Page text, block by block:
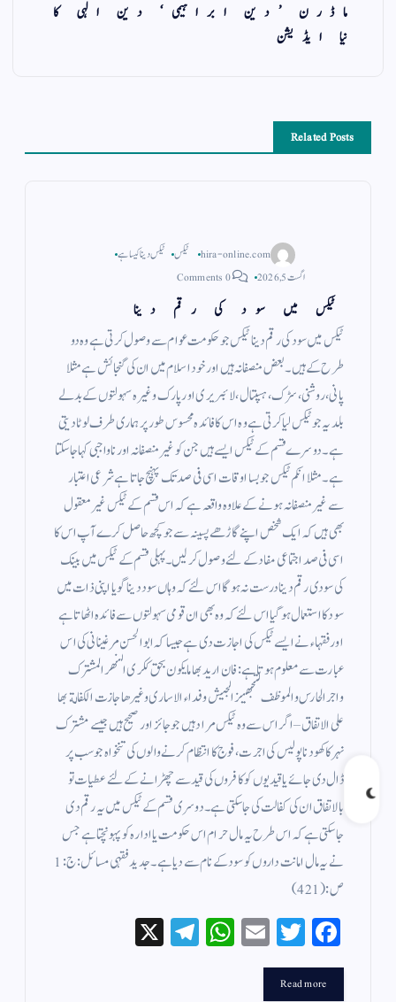
ماڈرن ’دین ابراہیمی‘ دین الہی کا
نیا ایڈیشن
Related Posts
hira-online.com ٹیکس ٹیکس دینا کیسا ہے
اگست 5, 2026
0 Comments
ٹیکس میں سود کی رقم دینا
ٹیکس میں سود کی رقم دینا ٹیکس جو حکومت عوام سے وصول کرتی ہے وہ دو
طرح کے ہیں ۔ بعض منصفانہ ہیں اور خود اسلام میں ان کی گنجائش ہے مثلا
پانی ، روشنی ، سڑک ، ہسپتال ، لائبریری اور پارک وغیرہ سہولتوں کے بدلے
بلدیہ جو ٹیکس لیا کرتی ہے وہ اس کا فائدہ محسوس طور پر ہماری طرف لوٹا دیتی
ہے ۔ دوسرے قسم کے ٹیکس ایسے ہیں جن کو غیر منصفانہ اور ناواجبی کہا جاسکتا
ہے ۔ مثلا انکم ٹیکس جو بسا اوقات اسی فی صد تک پہنچ جاتا ہے شرعی اعتبار
سے غیر منصفانہ ہونے کے علاوہ واقعہ ہے کہ اس قسم کے ٹیکس غیر معقول
بھی ہیں کہ ایک شخص اپنے گاڑھے پسینہ سے جو کچھ حاصل کرے آپ اس کا
اسی فی صد اجتماعی مفاد کے لئے وصول کر لیں۔ پہلی قسم کے ٹیکس میں بینک
کی سودی رقم دینا درست نہ ہو گا اس لئے کہ وہاں سود دینا گویا اپنی ذات میں
سود کا استعمال ہوگیا اس لئے کہ وہ بھی ان قومی سہولتوں سے فائدہ اٹھاتا ہے
اور فقہاء نے ایسے ٹیکس کی اجازت دی ہے جیسا کہ ابوالحسن مرغینانی کی اس
عبارت سے معلوم ہوتا ہے : فان اريد بها ما يكون بحق ككرى النهر المشترك
واجر الحارس والموظف لتجهيز الجيش وفداء الاسارى وغيرها جازت الكفالة بها
على الاتفاق – اگر اس سے وہ ٹیکس مراد ہیں جو جائز اور صحیح ہیں جیسے مشترک
نہر کا کھودنا پولیس کی اجرت ، فوج کا انتظام کرنے والوں کی تنخواہ جو سب پر
ڈال دی جائے یا قیدیوں کو کافروں کی قید سے چھڑانے کے لئے عطیات تو
بالاتفاق ان کی کفالت کی جا سکتی ہے ۔ دوسری قسم کے ٹیکس میں یہ رقم دی
جاسکتی ہے کہ اس طرح یہ مال حرام اس حکومت یا ادارہ کو پہونچتا ہے جس
نے یہ مال امانت داروں کو سود کے نام سے دیا ہے ۔ جدید فقہی مسائل : ج : 1
ص: (421 )
Fa
ce
bo
T
wi
E
m
W
ha
Te
le
Read more